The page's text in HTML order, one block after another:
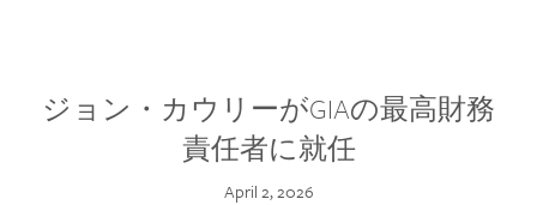
ジョン・カウリーがGIAの最高財務
責任者に就任
April 2, 2026